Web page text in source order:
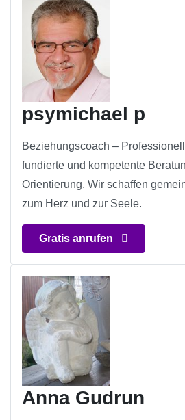
psymichael p
Beziehungscoach –
fundierte und kompetente
Orientierung. Wir schaffen
zum Herz und zur Seele.
Gratis anrufen
Anna Gudrun